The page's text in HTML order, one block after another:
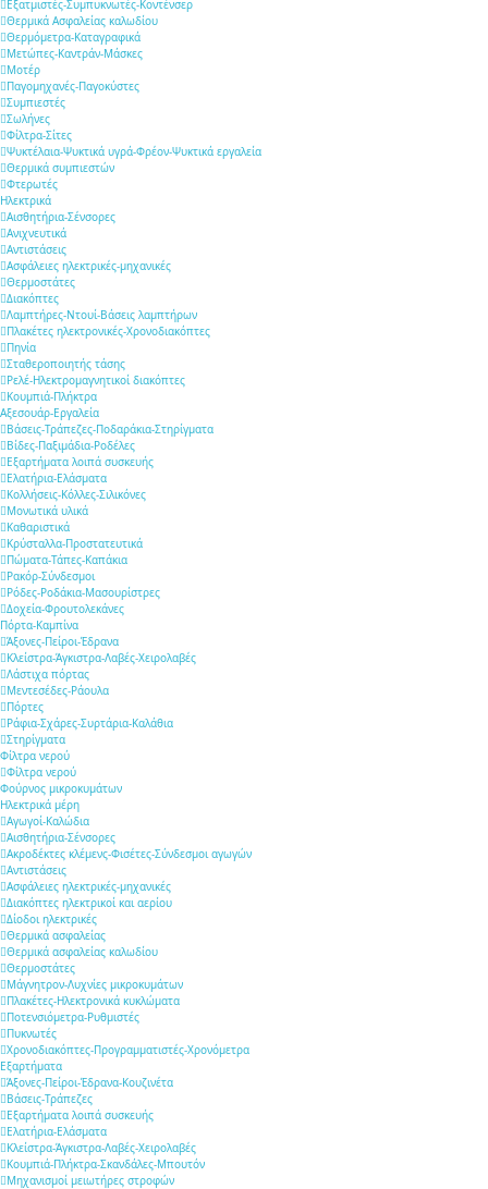
Εξατμιστές-Συμπυκνωτές-Κοντένσερ
Θερμικά Ασφαλείας καλωδίου
Θερμόμετρα-Καταγραφικά
Μετώπες-Καντράν-Μάσκες
Μοτέρ
Παγομηχανές-Παγοκύστες
Συμπιεστές
Σωλήνες
Φίλτρα-Σίτες
Ψυκτέλαια-Ψυκτικά υγρά-Φρέον-Ψυκτικά εργαλεία
Θερμικά συμπιεστών
Φτερωτές
Ηλεκτρικά
Αισθητήρια-Σένσορες
Aνιχνευτικά
Αντιστάσεις
Ασφάλειες ηλεκτρικές-μηχανικές
Θερμοστάτες
Διακόπτες
Λαμπτήρες-Ντουί-Βάσεις λαμπτήρων
Πλακέτες ηλεκτρονικές-Χρονοδιακόπτες
Πηνία
Σταθεροποιητής τάσης
Ρελέ-Ηλεκτρομαγνητικοί διακόπτες
Κουμπιά-Πλήκτρα
Αξεσουάρ-Εργαλεία
Βάσεις-Τράπεζες-Ποδαράκια-Στηρίγματα
Βίδες-Παξιμάδια-Ροδέλες
Εξαρτήματα λοιπά συσκευής
Ελατήρια-Ελάσματα
Κολλήσεις-Κόλλες-Σιλικόνες
Μονωτικά υλικά
Καθαριστικά
Κρύσταλλα-Προστατευτικά
Πώματα-Τάπες-Καπάκια
Ρακόρ-Σύνδεσμοι
Ρόδες-Ροδάκια-Μασουρίστρες
Δοχεία-Φρουτολεκάνες
Πόρτα-Καμπίνα
Άξονες-Πείροι-Έδρανα
Κλείστρα-Άγκιστρα-Λαβές-Χειρολαβές
Λάστιχα πόρτας
Μεντεσέδες-Ράουλα
Πόρτες
Ράφια-Σχάρες-Συρτάρια-Καλάθια
Στηρίγματα
Φίλτρα νερού
Φίλτρα νερού
Φούρνος μικροκυμάτων
Ηλεκτρικά μέρη
Αγωγοί-Καλώδια
Αισθητήρια-Σένσορες
Ακροδέκτες κλέμενς-Φισέτες-Σύνδεσμοι αγωγών
Αντιστάσεις
Ασφάλειες ηλεκτρικές-μηχανικές
Διακόπτες ηλεκτρικοί και αερίου
Δίοδοι ηλεκτρικές
Θερμικά ασφαλείας
Θερμικά ασφαλείας καλωδίου
Θερμοστάτες
Μάγνητρον-Λυχνίες μικροκυμάτων
Πλακέτες-Ηλεκτρονικά κυκλώματα
Ποτενσιόμετρα-Ρυθμιστές
Πυκνωτές
Χρονοδιακόπτες-Προγραμματιστές-Χρονόμετρα
Εξαρτήματα
Άξονες-Πείροι-Έδρανα-Κουζινέτα
Βάσεις-Τράπεζες
Εξαρτήματα λοιπά συσκευής
Ελατήρια-Ελάσματα
Κλείστρα-Άγκιστρα-Λαβές-Χειρολαβές
Κουμπιά-Πλήκτρα-Σκανδάλες-Μπουτόν
Μηχανισμοί μειωτήρες στροφών